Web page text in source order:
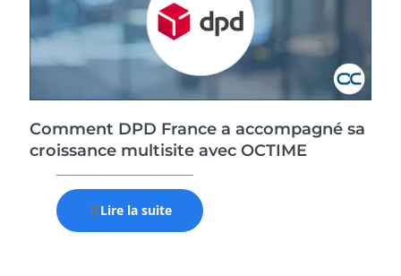
Comment DPD France a accompagné sa
croissance multisite avec OCTIME
Lire la suite